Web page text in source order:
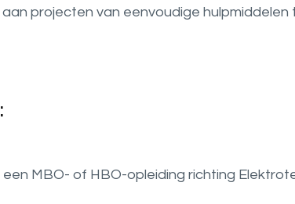
aan projecten van eenvoudige
een MBO- of HBO-opleiding richting